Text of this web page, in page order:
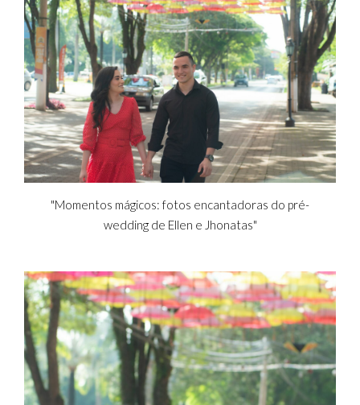
"Momentos mágicos: fotos encantadoras do pré-
wedding de Ellen e Jhonatas"